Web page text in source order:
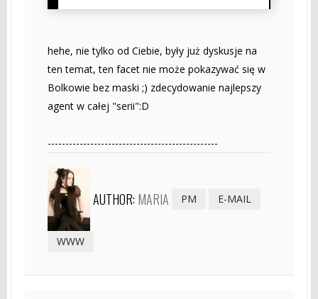
hehe, nie tylko od Ciebie, były już dyskusje na
ten temat, ten facet nie może pokazywać się w
Bolkowie bez maski ;) zdecydowanie najlepszy
agent w całej "serii":D
------------------------------------------------
AUTHOR: MARIA PM E-MAIL
WWW